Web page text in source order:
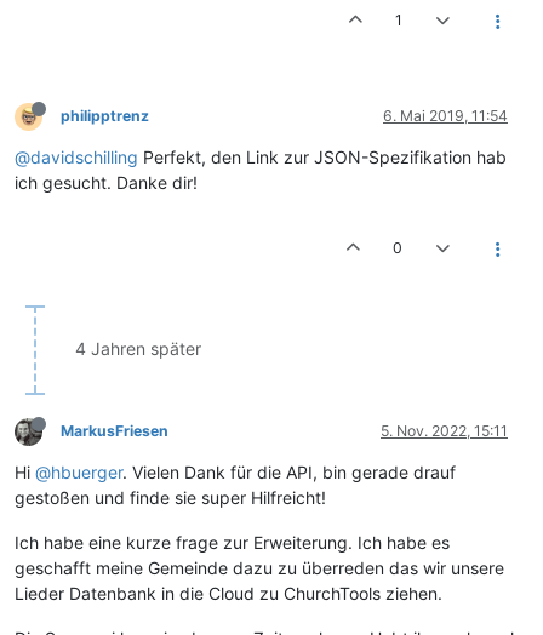
1
philipptrenz 6. Mai 2019, 11:54
@davidschilling Perfekt, den Link zur JSON-Spezifikation hab
ich gesucht. Danke dir!
0
4 Jahren später
MarkusFriesen 5. Nov. 2022, 15:11
Hi @hbuerger. Vielen Dank für die API, bin gerade drauf
gestoßen und finde sie super Hilfreicht!
Ich habe eine kurze frage zur Erweiterung. Ich habe es
geschafft meine Gemeinde dazu zu überreden das wir unsere
Lieder Datenbank in die Cloud zu ChurchTools ziehen.